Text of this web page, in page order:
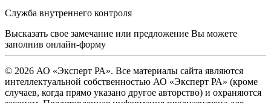
Служба внутреннего контроля
Высказать свое замечание или предложение Вы можете
заполнив онлайн-форму
© 2026 АО «Эксперт РА». Все материалы сайта являются
интеллектуальной собственностью АО «Эксперт РА» (кроме
случаев, когда прямо указано другое авторство) и охраняются